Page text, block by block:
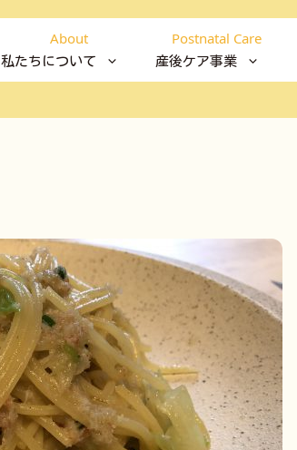
About
私たちについて
Postnatal Care
産後ケア事業